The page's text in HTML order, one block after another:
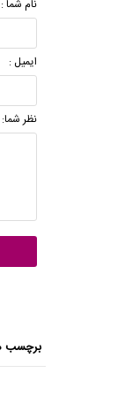
نام شما :
ایمیل :
نظر شما:
برچسب